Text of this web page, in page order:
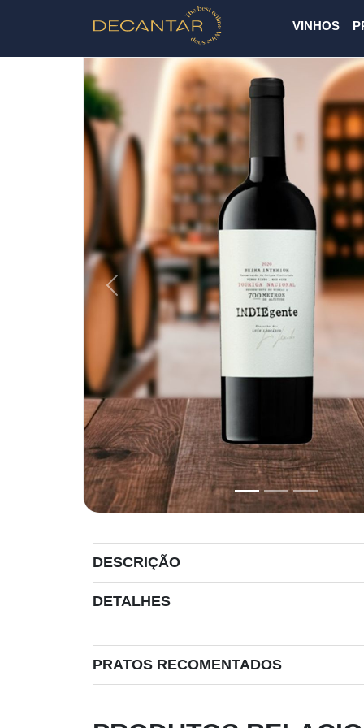
VINHOS
Previous
DESCRIÇÃO
DETALHES
PRATOS RECOMENTADOS